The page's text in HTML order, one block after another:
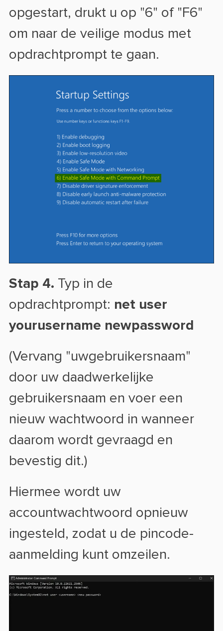
opgestart, drukt u op "6" of "F6"
om naar de veilige modus met
opdrachtprompt te gaan.
Stap 4. Typ in de
opdrachtprompt: net user
yourusername newpassword
(Vervang "uwgebruikersnaam"
door uw daadwerkelijke
gebruikersnaam en voer een
nieuw wachtwoord in wanneer
daarom wordt gevraagd en
bevestig dit.)
Hiermee wordt uw
accountwachtwoord opnieuw
ingesteld, zodat u de pincode-
aanmelding kunt omzeilen.